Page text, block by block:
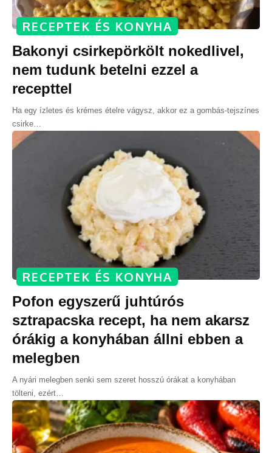
RECEPTEK ÉS KONYHA
Bakonyi csirkepörkölt nokedlivel,
nem tudunk betelni ezzel a
recepttel
Ha egy ízletes és krémes ételre vágysz, akkor ez a gombás-tejszínes
csirke…
RECEPTEK ÉS KONYHA
Pofon egyszerű juhtúrós
sztrapacska recept, ha nem akarsz
órákig a konyhában állni ebben a
melegben
A nyári melegben senki sem szeret hosszú órákat a konyhában
tölteni, ezért…